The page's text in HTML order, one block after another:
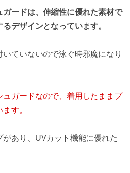
ガードは、伸縮性に優れた素材で
デザインとなっています。
ていないので泳ぐ時邪魔になり
ュガードなので、着用したままプ
す。
あり、UVカット機能に優れた